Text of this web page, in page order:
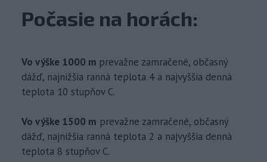
Počasie na horách:
Vo výške 1000 m prevažne zamračené, občasný
dážď, najnižšia ranná teplota 4 a najvyššia denná
teplota 10 stupňov C.
Vo výške 1500 m prevažne zamračené, občasný
dážď, najnižšia ranná teplota 2 a najvyššia denná
teplota 8 stupňov C.